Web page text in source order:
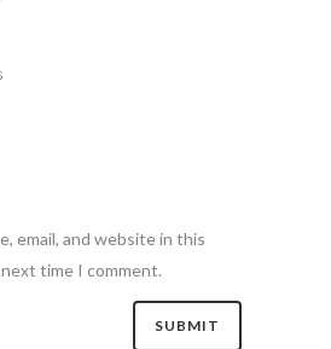
email, and website in this
time I comment.